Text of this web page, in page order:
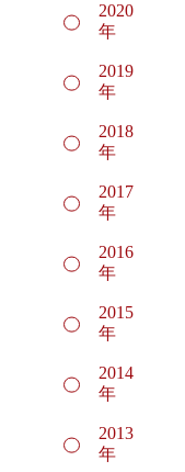
2020
年
2019
年
2018
年
2017
年
2016
年
2015
年
2014
年
2013
年